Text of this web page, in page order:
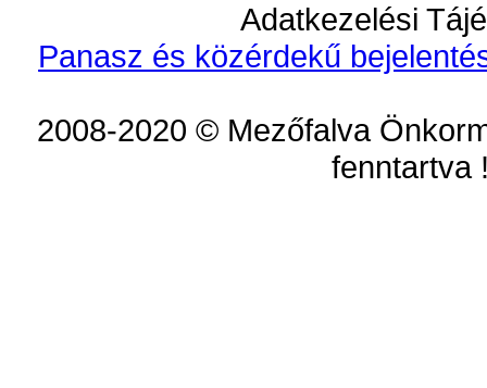
Adatkezelési
Panasz és közérdekű
2008-2020 © Mezőfalva
fenntartva